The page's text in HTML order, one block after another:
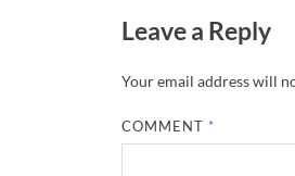
Leave a Reply
Your email address will
COMMENT *